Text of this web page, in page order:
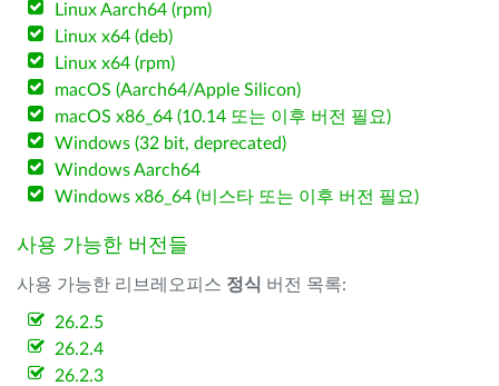
Linux Aarch64 (rpm)
Linux x64 (deb)
Linux x64 (rpm)
macOS (Aarch64/Apple Silicon)
macOS x86_64 (10.14 또는 이후 버전 필요)
Windows (32 bit, deprecated)
Windows Aarch64
Windows x86_64 (비스타 또는 이후 버전 필요)
사용 가능한 버전들
사용 가능한 리브레오피스 정식 버전 목록:
26.2.5
26.2.4
26.2.3